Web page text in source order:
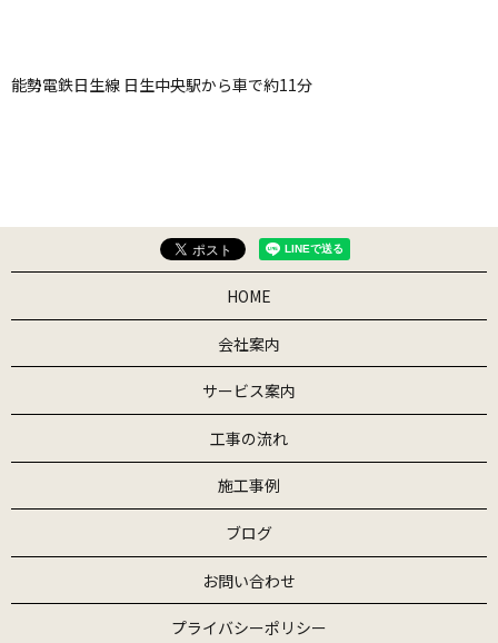
能勢電鉄日生線 日生中央駅から車で約11分
HOME
会社案内
サービス案内
工事の流れ
施工事例
ブログ
お問い合わせ
プライバシーポリシー